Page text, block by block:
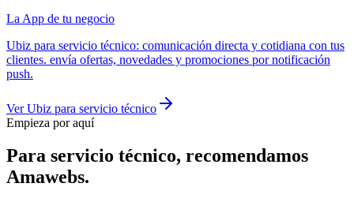
La App de tu negocio
Ubiz para servicio técnico: comunicación directa y cotidiana con tus
clientes. envía ofertas, novedades y promociones por notificación
push.
VerUbiz para servicio técnico
Empieza por aquí
Para servicio técnico, recomendamos
Amawebs.